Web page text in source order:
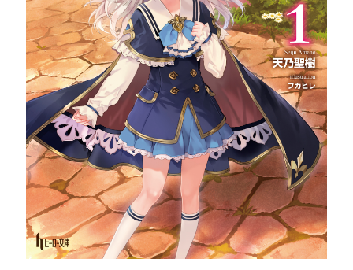
ヒーロー文庫
ヒーローコミックス